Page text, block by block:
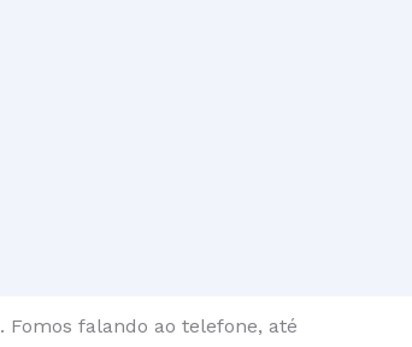
falando ao telefone, até